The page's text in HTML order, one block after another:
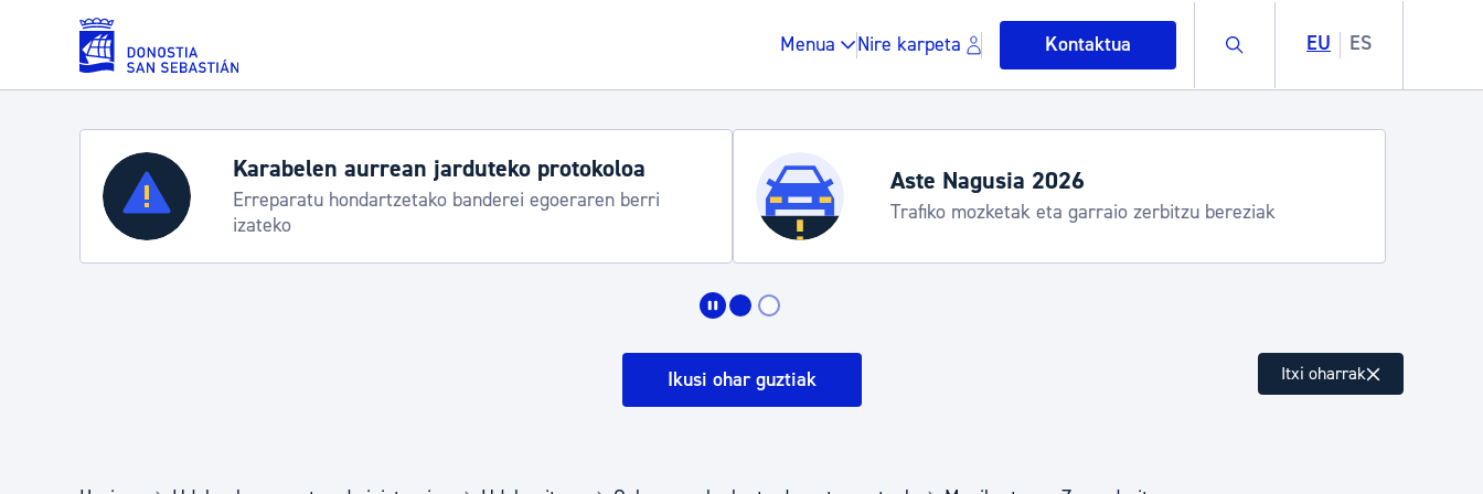
Eduki nagusira joan
Menua Nire karpeta Kontaktua Buscar EU ES
Zerbitzuak
Errolda eta gai pertsonalak
Gune publikoa, hondakinak eta ingurumena
Karabelen aurrean jarduteko protokoloa
Erreparatu hondartzetako banderei egoeraren berri
izateko
Aste Nagusia 2026
Trafiko mozketak eta garraio zerbitzu bereziak
Ikusi ohar guztiak Itxi oharrak